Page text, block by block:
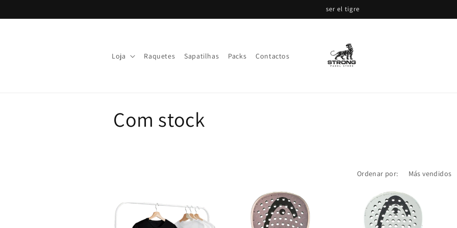
al contenido
ser el tigre
Loja Raquetes Sapatilhas Packs Contactos
Com stock
Ordenar por: